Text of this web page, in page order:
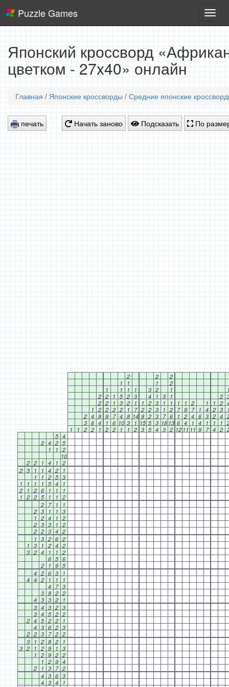
игры
Puzzle Games
Японский кроссворд
цветком - 27x40» онлайн
Главная / Японские кроссворды / Средние японские
печать Начать заново Подсказать По
2 2
2
1
1 1
2
1
1 1 1 3 2 1
2 2 1 5 2 3 4 1 3 1 2
2 2 1 3 2 1 1 2 3 1 1 1 1 2 1 1 2
1 2 2 2 2 1 7 2 2 3 1 2 7 9 7 1 4 2 3
2 4 8 9 7 4 8 14 9 2 3 7 6 1 2 4 6 3 2 4
3 6 4 1 6 10 3 1 15 5 3 18 13 6 4 1 4 1 1 1
1
1 2 2 1 2 2 1 1 2 3 5 4 3 2 12 11 11 9 7 4 2
5 4
2 4 2 5
1
1 2
10
2 2 1 4 1 2
2 3 1 1 4 2
1
1
1 2 5 3
1
1 1 1 5 4
1
2
1 2 6 1 1
1
1 2 2 5 1 1 2
2 7 1
1
2 3 1 1 3
1 2 4 1 2
2 3 3 1 2
2 2 3 4 2
1 3 2 6 2
1 3 1 2 4 2
3 2 4 1 1 2
6 5 6
2
1 9 5
4 2 6 3
1
4 4 2 1 1
1
4 7 3
3 8 2 2
4 3 3 2
1
3 4 3 2 3
3 4 5 2 2
2 4 5 2 2
1
4 3 6 2 3
2 2 3 7 2 2
3
1 2 8 2
1
3 2 1 2 9 1 3
1 2 9 2 2
1 2 9 4
2
1 3 7 2
4 3 6 3
4 3 4
1